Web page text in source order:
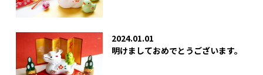
2024.01.01
明けましておめでとうございます。